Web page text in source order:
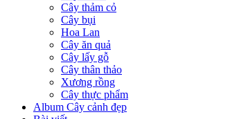
Cây thảm cỏ
Cây bụi
Hoa Lan
Cây ăn quả
Cây lấy gỗ
Cây thân thảo
Xương rồng
Cây thực phẩm
Album Cây cảnh đẹp